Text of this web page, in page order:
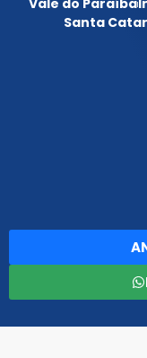
Vale do Paraíba
Santa